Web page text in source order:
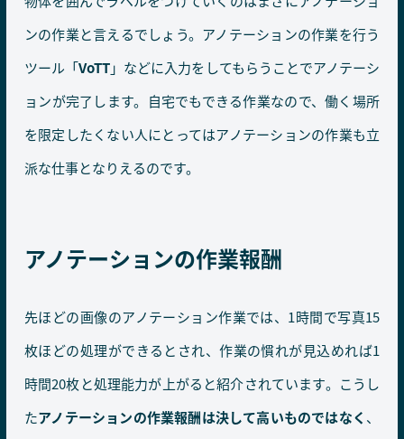
ンの作業と言えるでしょう。アノテーションの作業を行う
ツール「VoTT」などに入力をしてもらうことでアノテーシ
ョンが完了します。自宅でもできる作業なので、働く場所
を限定したくない人にとってはアノテーションの作業も立
派な仕事となりえるのです。
アノテーションの作業報酬
先ほどの画像のアノテーション作業では、1時間で写真15
枚ほどの処理ができるとされ、作業の慣れが見込めれば1
時間20枚と処理能力が上がると紹介されています。こうし
たアノテーションの作業報酬は決して高いものではなく 、